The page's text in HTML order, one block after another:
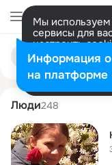
Мы
сервисы для
настроить
представитель.
Разрешить все
Поиск
людям
nadezhda
Люди248
Информация о
на платформе